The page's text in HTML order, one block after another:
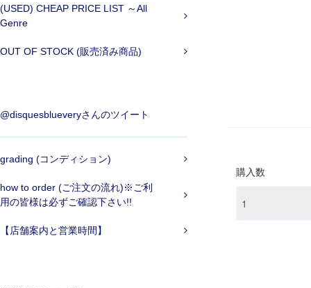
(USED) CHEAP PRICE LIST ～All
Genre
OUT OF STOCK (販売済み商品)
@disquesblueveryさんのツイート
grading (コンディション)
how to order (ご注文の流れ)※ご利
用の皆様は必ずご確認下さい!!
【店舗案内と営業時間】
購入数